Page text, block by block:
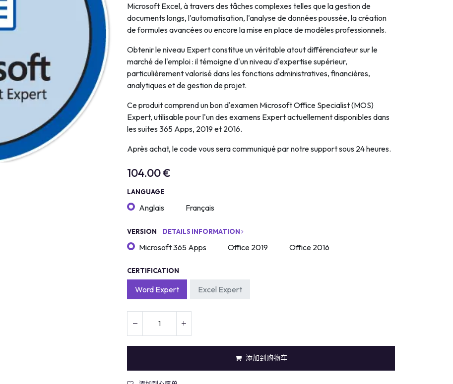
Microsoft Excel, à travers des tâches complexes telles que la gestion de
documents longs, l'automatisation, l'analyse de données poussée, la création
de formules avancées ou encore la mise en place de modèles professionnels.
Obtenir le niveau Expert constitue un véritable atout différenciateur sur le
marché de l'emploi : il témoigne d'un niveau d'expertise supérieur,
particulièrement valorisé dans les fonctions administratives, financières,
analytiques et de gestion de projet.
Ce produit comprend un bon d'examen Microsoft Office Specialist (MOS)
Expert, utilisable pour l'un des examens Expert actuellement disponibles dans
les suites 365 Apps, 2019 et 2016.
Après achat, le code vous sera communiqué par notre support sous 24 heures.
104.00€
LANGUAGE
Anglais Français
VERSION DETAILS INFORMATION
Microsoft 365 Apps Office 2019 Office 2016
CERTIFICATION
Word Expert Excel Expert
添加到购物车